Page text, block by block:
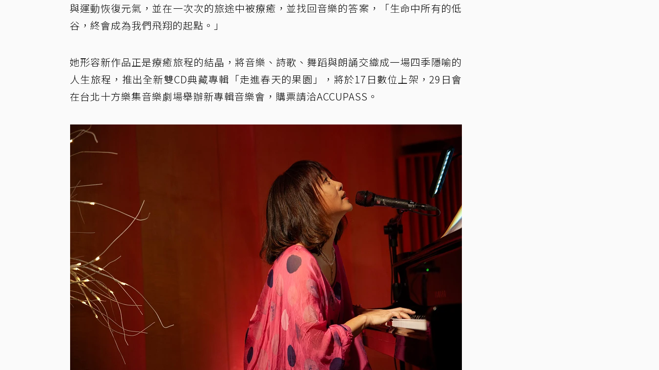
與運動恢復元氣，並在一次次的旅途中被療癒，並找回音樂的答案，「生命中所有的低
谷，終會成為我們飛翔的起點。」
她形容新作品正是療癒旅程的結晶，將音樂、詩歌、舞蹈與朗誦交織成一場四季隱喻的
人生旅程，推出全新雙CD典藏專輯「走進春天的果園」，將於17日數位上架，29日會
在台北十方樂集音樂劇場舉辦新專輯音樂會，購票請洽ACCUPASS。